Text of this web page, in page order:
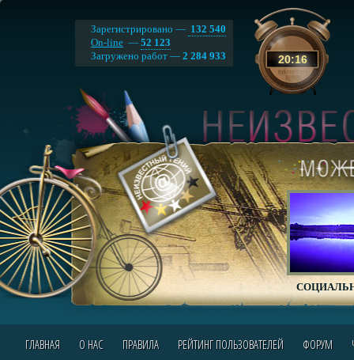
20:16
Зарегистрировано — 132 540
On-line — 52 123
Загружено работ — 2 284 933
ГЛАВНАЯ О НАС ПРАВИЛА РЕЙТИНГ ПОЛЬЗОВАТЕЛЕЙ ФОРУМ